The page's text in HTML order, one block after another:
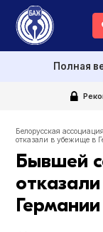
Полная
Белорусская
отказали в убежище в
Бывшей